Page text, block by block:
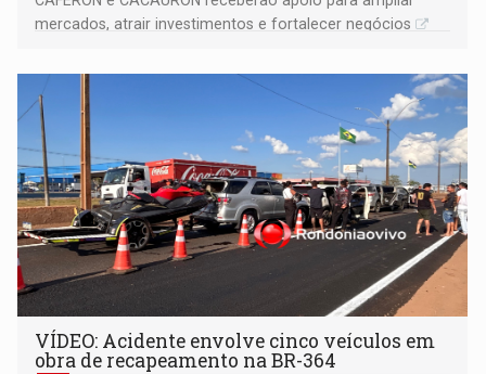
mercados, atrair investimentos e fortalecer negócios
VÍDEO: Acidente envolve cinco veículos em
obra de recapeamento na BR-364